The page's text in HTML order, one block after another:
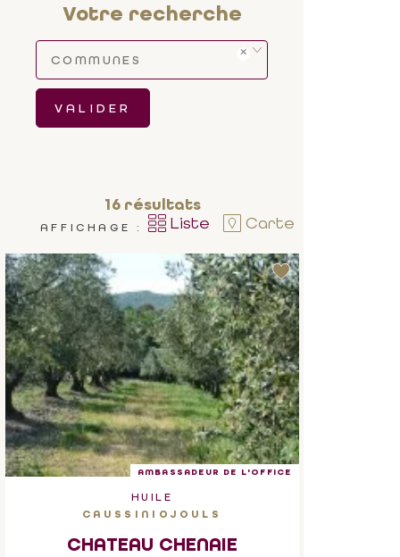
Votre recherche
COMMUNES
VALIDER
16résultats
AFFICHAGE : Liste Carte
AMBASSADEUR DE L'OFFICE
HUILE
CAUSSINIOJOULS
CHATEAU CHENAIE